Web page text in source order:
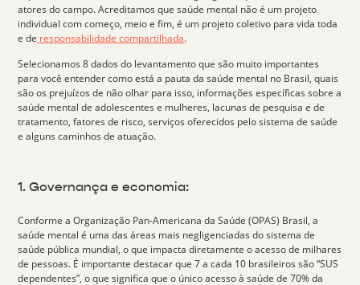
atores do campo. Acreditamos que saúde mental não é um projeto
individual com começo, meio e fim, é um projeto coletivo para vida toda
e de responsabilidade compartilhada.
Selecionamos8 dados do levantamento que são muito importantes
para você entender como está a pauta da saúde mental no Brasil, quais
são os prejuízos de não olhar para isso, informações específicas sobre a
saúde mental de adolescentes e mulheres, lacunas de pesquisa e de
tratamento, fatores de risco, serviços oferecidos pelo sistema de saúde
e alguns caminhos de atuação.
1. Governança e economia:
Conforme a Organização Pan-Americana da Saúde (OPAS) Brasil, a
saúde mental é uma das áreas mais negligenciadas do sistema de
saúde pública mundial, o que impacta diretamente o acesso de milhares
de pessoas. É importante destacar que 7 a cada 10 brasileiros são “SUS
dependentes”, o que significa que o único acesso à saúde de 70% da